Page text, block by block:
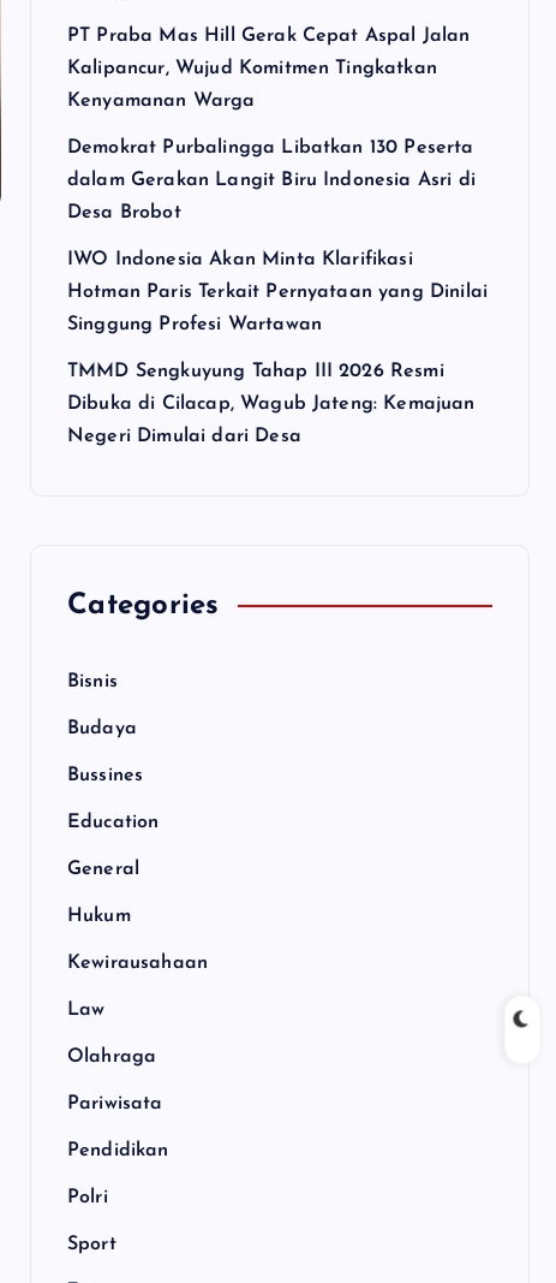
PT Praba Mas Hill Gerak Cepat Aspal Jalan
Kalipancur, Wujud Komitmen Tingkatkan
Kenyamanan Warga
Demokrat Purbalingga Libatkan 130 Peserta
dalam Gerakan Langit Biru Indonesia Asri di
Desa Brobot
IWO Indonesia Akan Minta Klarifikasi
Hotman Paris Terkait Pernyataan yang Dinilai
Singgung Profesi Wartawan
TMMD Sengkuyung Tahap III 2026 Resmi
Dibuka di Cilacap, Wagub Jateng: Kemajuan
Negeri Dimulai dari Desa
Categories
Bisnis
Budaya
Bussines
Education
General
Hukum
Kewirausahaan
Law
Olahraga
Pariwisata
Pendidikan
Polri
Sport